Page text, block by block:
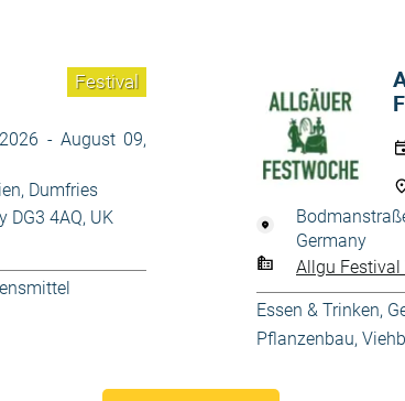
Festival
- August 09,
Dumfries
DG3 4AQ, UK
Germany
Allgu Festival
Essen & Trinken,
Pflanzenbau,